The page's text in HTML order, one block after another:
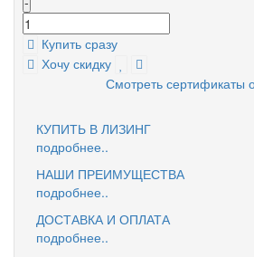
Купить сразу
Хочу скидку
Смотреть сертификаты
КУПИТЬ В ЛИЗИНГ
подробнее..
НАШИ ПРЕИМУЩЕСТВА
подробнее..
ДОСТАВКА И ОПЛАТА
подробнее..